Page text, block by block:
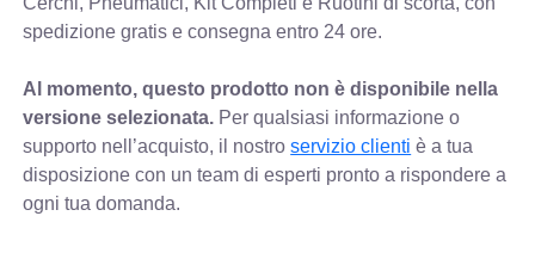
spedizione gratis e consegna entro 24 ore.
Al momento, questo prodotto non è disponibile nella
versione selezionata. Per qualsiasi informazione o
supporto nell’acquisto, il nostroservizio clienti è a tua
disposizione con un team di esperti pronto a rispondere a
ogni tua domanda.